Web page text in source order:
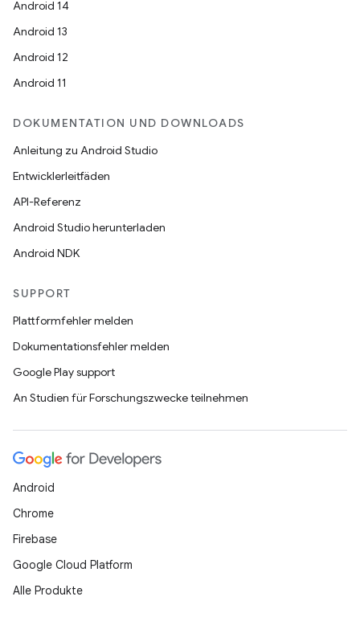
Android 14
Android 13
Android 12
Android 11
DOKUMENTATION UND DOWNLOADS
Anleitung zu Android Studio
Entwicklerleitfäden
API-Referenz
Android Studio herunterladen
Android NDK
SUPPORT
Plattformfehler melden
Dokumentationsfehler melden
Google Play support
An Studien für Forschungszwecke teilnehmen
Android
Chrome
Firebase
Google Cloud Platform
Alle Produkte